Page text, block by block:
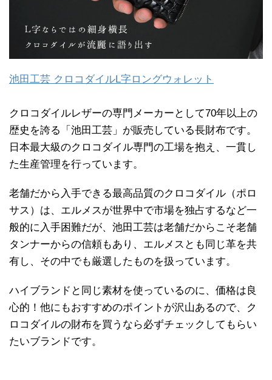
池田工芸 クロコダイルL字ロングウォレット
クロコダイルレザーの専門メーカーとして70年以上の
歴史を誇る「池田工芸」が販売している長財布です。
日本最大級のクロコダイル専門の工場を抱え、一貫し
た生産管理を行っています。
老舗だから入手できる最高品質のクロコダイル（ポロ
サス）は、エルメスが世界中で市場を独占するなど一
般的に入手困難だが、池田工芸は老舗だからこそ老舗
タンナーからの信頼もあり、エルメスとも同じ革を共
有し、その中でも厳選したものを扱っています。
ハイブランドと同じ素材を使っているのに、価格は良
心的！他にもおすすめのポイントが沢山あるので、ク
ロコダイルの財布を買うなら必ずチェックしてもらい
たいブランドです。